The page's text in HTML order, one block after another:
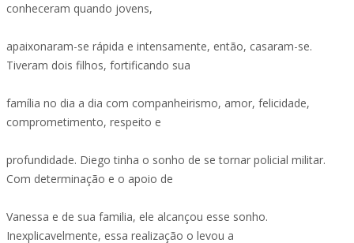
conheceram quando jovens,
apaixonaram-se rápida e intensamente, então, casaram-se.
Tiveram dois filhos, fortificando sua
família no dia a dia com companheirismo, amor, felicidade,
comprometimento, respeito e
profundidade. Diego tinha o sonho de se tornar policial militar.
Com determinação e o apoio de
Vanessa e de sua familia, ele alcançou esse sonho.
Inexplicavelmente, essa realização o levou a